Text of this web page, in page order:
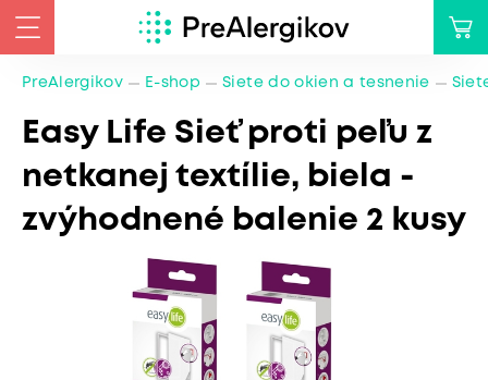
PreAlergikov E-shop Siete do okien a tesnenie
Easy Life Sieť proti peľu z
netkanej textílie, biela -
zvýhodnené balenie 2 kusy